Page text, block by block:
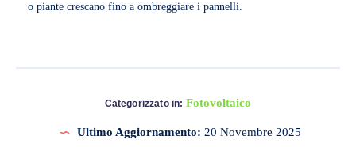
o piante crescano fino a ombreggiare i pannelli.
Categorizzato in: Fotovoltaico
Ultimo Aggiornamento: 20 Novembre 2025